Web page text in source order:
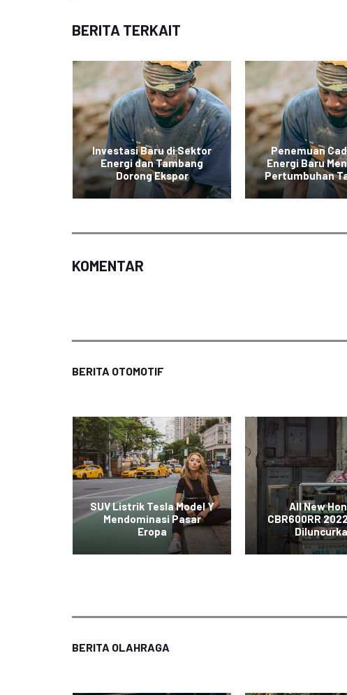
BERITA TERKAIT
Investasi Baru di Sektor
Energi dan Tambang
Dorong Ekspor
Penemuan
Energi Baru
Pertumbuhan
KOMENTAR
BERITA OTOMOTIF
SUV Listrik Tesla Model Y
Mendominasi Pasar
Eropa
All New
CBR600RR
BERITA OLAHRAGA